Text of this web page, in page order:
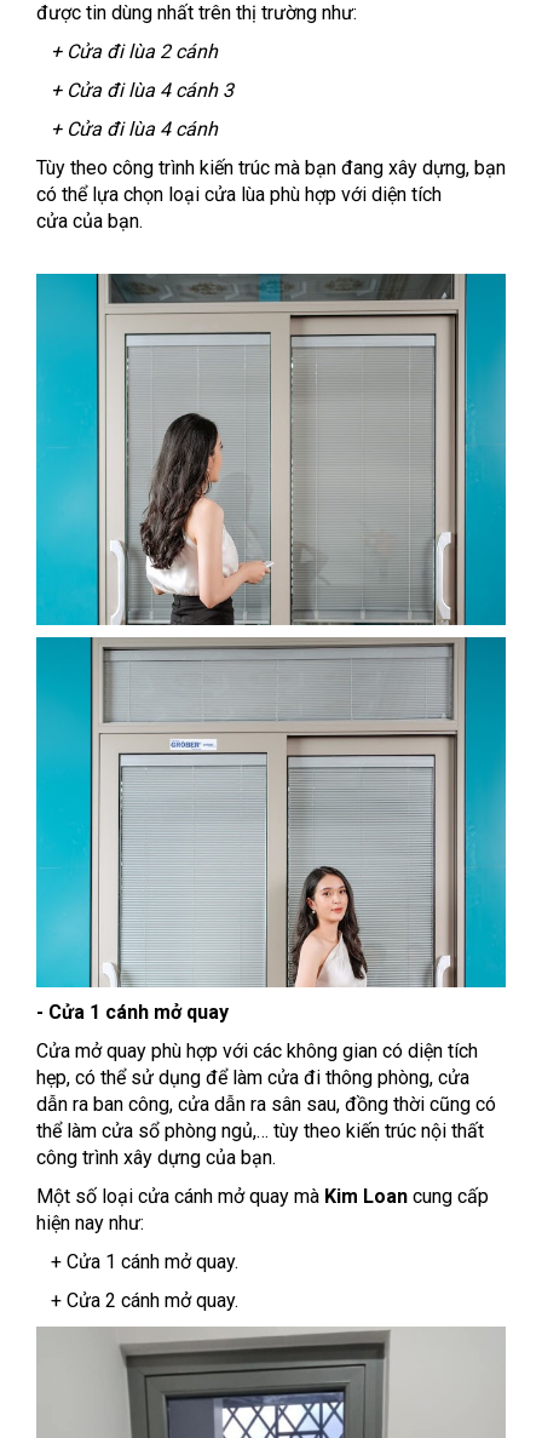
được tin dùng nhất trên thị trường như:
+ Cửa đi lùa 2 cánh
+ Cửa đi lùa 4 cánh 3
+ Cửa đi lùa 4 cánh
Tùy theo công trình kiến trúc mà bạn đang xây dựng, bạn
có thể lựa chọn loại cửa lùa phù hợp với diện tích
cửa của bạn.
- Cửa 1 cánh mở quay
Cửa mở quay phù hợp với các không gian có diện tích
hẹp, có thể sử dụng để làm cửa đi thông phòng, cửa
dẫn ra ban công, cửa dẫn ra sân sau, đồng thời cũng có
thể làm cửa sổ phòng ngủ,… tùy theo kiến trúc nội thất
công trình xây dựng của bạn.
Một số loại cửa cánh mở quay mà Kim Loan cung cấp
hiện nay như:
+ Cửa 1 cánh mở quay.
+ Cửa 2 cánh mở quay.